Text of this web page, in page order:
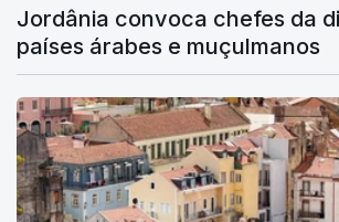
Jordânia convoca chefes da
países árabes e muçulmanos